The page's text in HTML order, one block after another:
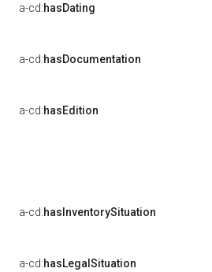
a-cd:hasDating
a-cd:hasDocumentation
a-cd:hasEdition
a-cd:hasInventorySituation
a-cd:hasLegalSituation